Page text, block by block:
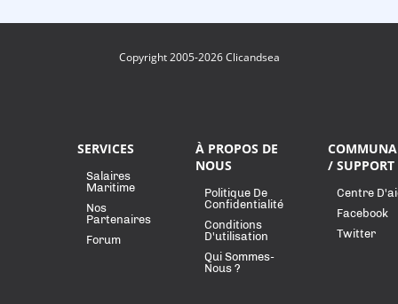
Copyright 2005-2026 Clicandsea
SERVICES
Salaires
Maritime
Nos
Partenaires
Forum
À PROPOS DE
NOUS
Politique De
Confidentialité
Conditions
D'utilisation
Qui Sommes-
Nous ?
/ SUPPORT
Centre
Facebook
Twitter